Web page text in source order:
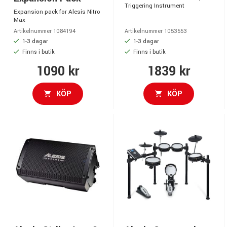
Expansion pack for Alesis Nitro
Max
Artikelnummer 1084194
1-3 dagar
Finns i butik
1090 kr
KÖP
Triggering Instrument
Artikelnummer 1053553
1-3 dagar
Finns i butik
1839 kr
KÖP